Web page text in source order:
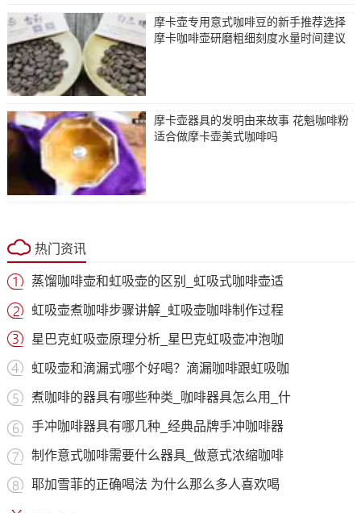
摩卡壶专用意式咖啡豆的新手推荐选择
摩卡咖啡壶研磨粗细刻度水量时间建议
摩卡壶器具的发明由来故事 花魁咖啡粉
适合做摩卡壶美式咖啡吗
热门资讯
蒸馏咖啡壶和虹吸壶的区别_虹吸式咖啡壶适
虹吸壶煮咖啡步骤讲解_虹吸壶咖啡制作过程
星巴克虹吸壶原理分析_星巴克虹吸壶冲泡咖
虹吸壶和滴漏式哪个好喝？滴漏咖啡跟虹吸咖
煮咖啡的器具有哪些种类_咖啡器具怎么用_什
手冲咖啡器具有哪几种_经典品牌手冲咖啡器
制作意式咖啡需要什么器具_做意式浓缩咖啡
耶加雪菲的正确喝法 为什么那么多人喜欢喝